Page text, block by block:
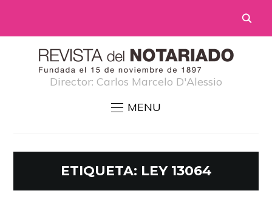
Director: Carlos Marcelo D'Alessio
MENU
ETIQUETA: LEY 13064